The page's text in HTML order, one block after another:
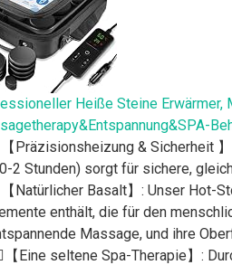
Heiße Steine Erwärmer,
Präzisionsheizung & Sicherheit
2 Stunden) sorgt für sichere,
Natürlicher Basalt】: Unser Hot-
enthält, die für den
Massage, und ihre
【Eine seltene Spa-Therapie】: